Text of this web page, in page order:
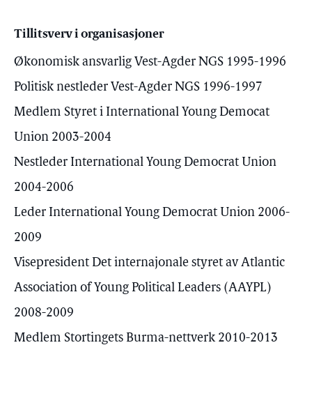
Tillitsverv i organisasjoner
Økonomisk ansvarlig Vest-Agder NGS 1995-1996
Politisk nestleder Vest-Agder NGS 1996-1997
Medlem Styret i International Young Democat
Union 2003-2004
Nestleder International Young Democrat Union
2004-2006
Leder International Young Democrat Union 2006-
2009
Visepresident Det internajonale styret av Atlantic
Association of Young Political Leaders (AAYPL)
2008-2009
Medlem Stortingets Burma-nettverk 2010-2013